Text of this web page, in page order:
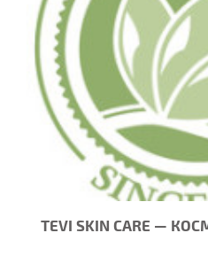
TEVI SKIN CARE —